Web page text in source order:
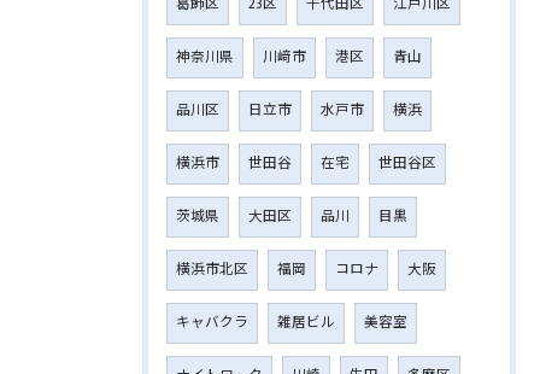
神奈川県 川﨑市 港区 青山
品川区 日立市 水戸市 横浜
横浜市 世田谷 在宅 世田谷区
茨城県 大田区 品川 目黒
横浜市北区 福岡 コロナ 大阪
キャバクラ 雑居ビル 美容室